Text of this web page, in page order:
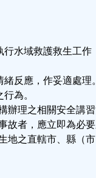
水域救護救生工作
反應，作妥適處理
為。
辦理之相關安全講
故者，應立即為必
之直轄市、縣（市